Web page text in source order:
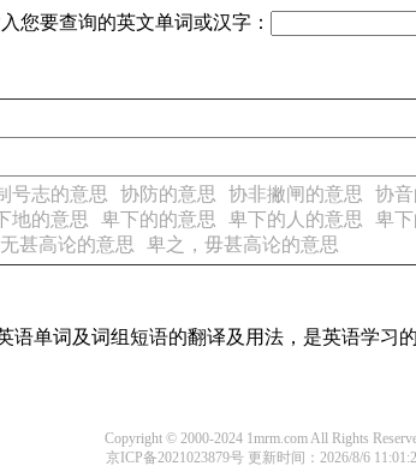
您要查询的英文单词或汉字：
号志的意思 协防的意思 协非撇闸的意思 协
地的意思 卑下的的意思 卑下的人的意思 卑
甚高论的意思 卑之，毋甚高论的意思
单词及词组短语的翻译及用法，是英语学习的
Copyright © 2000-2024 1mrm.com All Rights
京ICP备2021023879号 更新时间：2026/8/6